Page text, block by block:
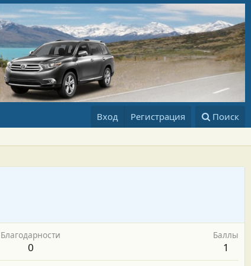
Вход Регистрация Поиск
Благодарности
0
Баллы
1